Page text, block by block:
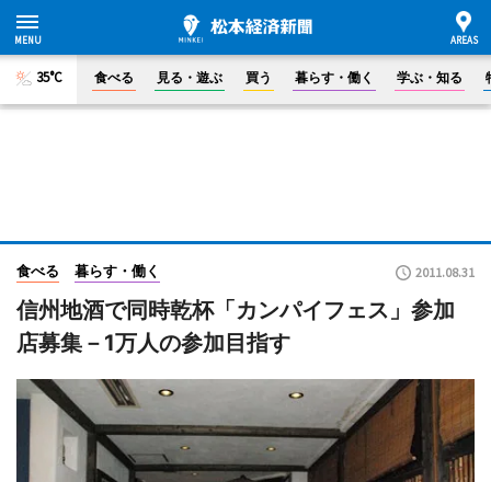
35°C 食べる 見る・遊ぶ 買う 暮らす・働く 学ぶ・知る
食べる 暮らす・働く 2011.08.31
信州地酒で同時乾杯「カンパイフェス」参加
店募集－1万人の参加目指す